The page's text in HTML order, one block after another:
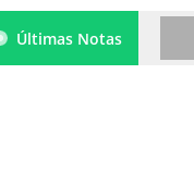
Últimas Notas